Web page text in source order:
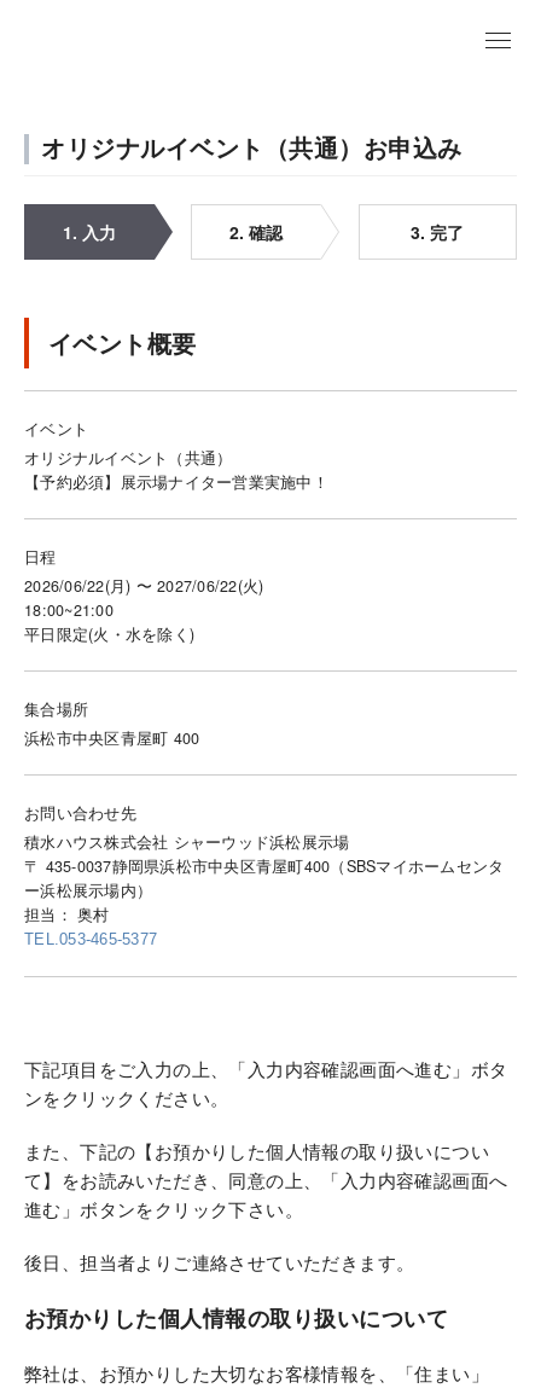
オリジナルイベント（共通）お申込み
1. 入力 2. 確認 3. 完了
イベント概要
イベント
オリジナルイベント（共通）
【予約必須】展示場ナイター営業実施中！
日程
2026/06/22(月) 〜 2027/06/22(火)
18:00~21:00
平日限定(火・水を除く)
集合場所
浜松市中央区青屋町 400
お問い合わせ先
積水ハウス株式会社 シャーウッド浜松展示場
〒 435-0037静岡県浜松市中央区青屋町400（SBSマイホームセンタ
ー浜松展示場内）
担当： 奥村
TEL.053-465-5377
下記項目をご入力の上、「入力内容確認画面へ進む」ボタ
ンをクリックください。
また、下記の【お預かりした個人情報の取り扱いについ
て】をお読みいただき、同意の上、「入力内容確認画面へ
進む」ボタンをクリック下さい。
後日、担当者よりご連絡させていただきます。
お預かりした個人情報の取り扱いについて
弊社は、お預かりした大切なお客様情報を、「住まい」